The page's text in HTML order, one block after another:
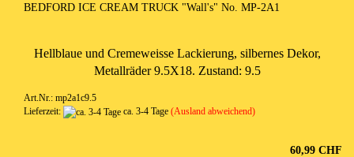
BEDFORD ICE CREAM TRUCK "Wall's" No. MP-2A1
Hellblaue und Cremeweisse Lackierung, silbernes Dekor,
Metallräder 9.5X18. Zustand: 9.5
Art.Nr.: mp2a1c9.5
Lieferzeit:
ca. 3-4 Tage (Ausland abweichend)
60,99 CHF